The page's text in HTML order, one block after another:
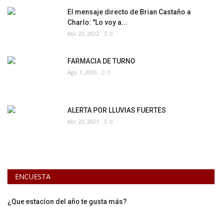
El mensaje directo de Brian Castaño a
Charlo: "Lo voy a...
Abr 22, 2022 0
FARMACIA DE TURNO
Ago 7, 2026 0
ALERTA POR LLUVIAS FUERTES
Abr 23, 2021 0
ENCUESTA
¿Que estacíon del año te gusta más?